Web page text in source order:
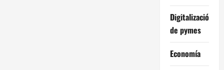
Digitalización
de pymes
Economía